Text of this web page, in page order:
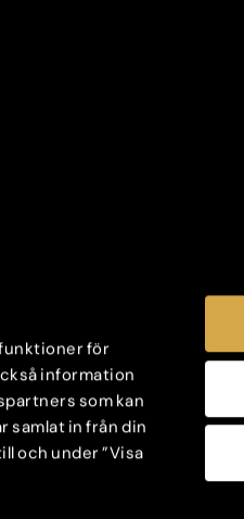
för
information
som kan
samlat in från din
och under ”Visa